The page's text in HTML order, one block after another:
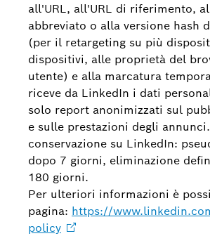
all'URL, all'URL di riferimento,
abbreviato o alla versione hash
(per il retargeting su più
dispositivi, alle proprietà del
utente) e alla marcatura
riceve da LinkedIn i dati
solo report anonimizzati sul
e sulle prestazioni degli
conservazione su LinkedIn:
dopo 7 giorni, eliminazione
180 giorni.
Per ulteriori informazioni è
pagina: https://
policy